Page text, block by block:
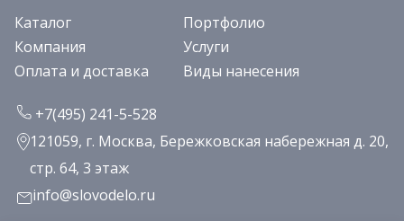
Каталог
Портфолио
Компания
Услуги
Оплата и доставка
Виды нанесения
+7(495) 241-5-528
121059, г. Москва, Бережковская набережная д. 20,
стр. 64, 3 этаж
info@slovodelo.ru